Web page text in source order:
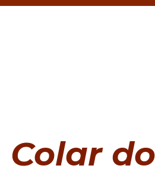
Colar